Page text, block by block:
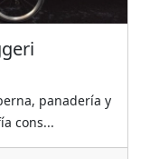
panadería y
cons...